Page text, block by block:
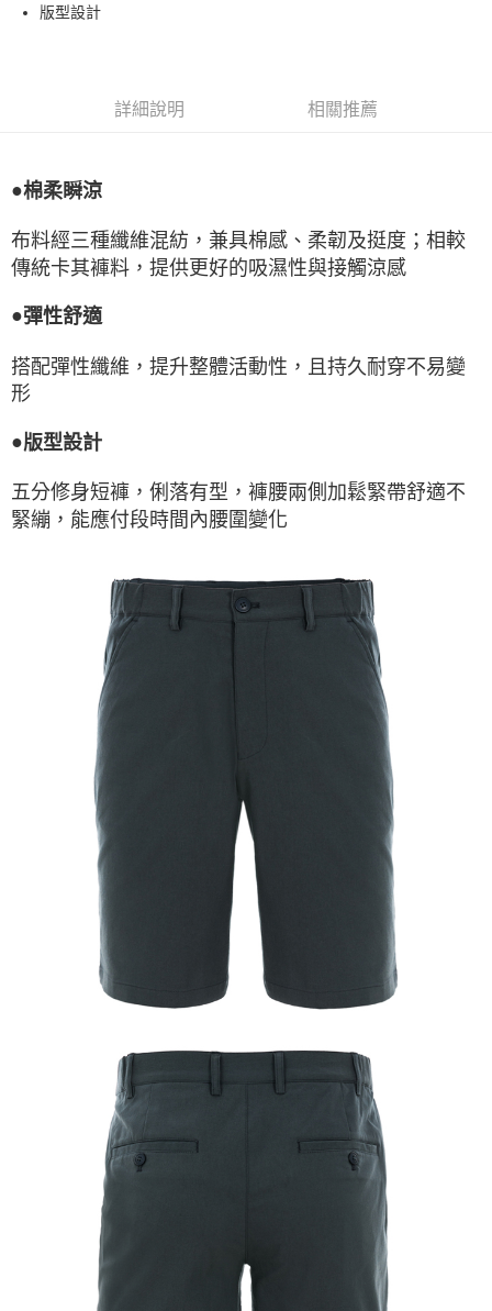
每筆NT$80，滿NT$990(含以上)免運費
付款後門市自取
每筆NT$80，滿NT$699(含以上)免運費
版型設計
詳細說明 相關推薦
●棉柔瞬涼
布料經三種纖維混紡，兼具棉感、柔韌及挺度；相較
傳統卡其褲料，提供更好的吸濕性與接觸涼感
●彈性舒適
搭配彈性纖維，提升整體活動性，且持久耐穿不易變
形
●版型設計
五分修身短褲，俐落有型，褲腰兩側加鬆緊帶舒適不
緊繃，能應付段時間內腰圍變化